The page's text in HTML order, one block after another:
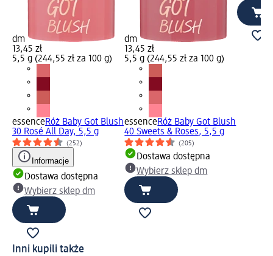
dm
13,45 zł
5,5 g (244,55 zł za 100 g)
essenceRóż Baby Got Blush
30 Rosé All Day, 5,5 g
(252)
Informacje
Dostawa dostępna
Wybierz sklep dm
dm
13,45 zł
5,5 g (244,55 zł za 100 g)
essenceRóż Baby Got Blush
40 Sweets & Roses, 5,5 g
(205)
Dostawa dostępna
Wybierz sklep dm
Inni kupili także